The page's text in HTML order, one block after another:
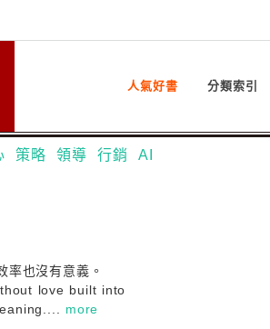
人氣好書 分類索引
策略 領導 行銷 AI
率也沒有意義。
love built into
more